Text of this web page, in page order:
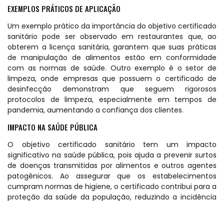
EXEMPLOS PRÁTICOS DE APLICAÇÃO
Um exemplo prático da importância do objetivo certificado
sanitário pode ser observado em restaurantes que, ao
obterem a licença sanitária, garantem que suas práticas
de manipulação de alimentos estão em conformidade
com as normas de saúde. Outro exemplo é o setor de
limpeza, onde empresas que possuem o certificado de
desinfecção demonstram que seguem rigorosos
protocolos de limpeza, especialmente em tempos de
pandemia, aumentando a confiança dos clientes.
IMPACTO NA SAÚDE PÚBLICA
O objetivo certificado sanitário tem um impacto
significativo na saúde pública, pois ajuda a prevenir surtos
de doenças transmitidas por alimentos e outros agentes
patogênicos. Ao assegurar que os estabelecimentos
cumpram normas de higiene, o certificado contribui para a
proteção da saúde da população, reduzindo a incidência